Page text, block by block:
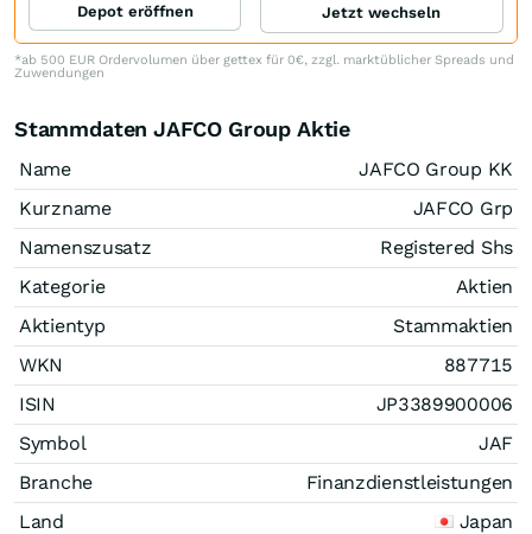
Depot eröffnen Jetzt wechseln
*ab 500 EUR Ordervolumen über gettex für 0€, zzgl. marktüblicher Spreads und
Zuwendungen
Stammdaten JAFCO Group Aktie
Name
JAFCO Group KK
Kurzname
JAFCO Grp
Namenszusatz
Registered Shs
Kategorie
Aktien
Aktientyp
Stammaktien
WKN
887715
ISIN
JP3389900006
Symbol
JAF
Branche
Finanzdienstleistungen
Land
Japan